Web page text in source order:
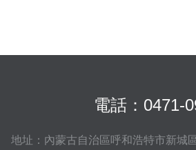
電話：0471-
地址：內蒙古自治區呼和浩特市新城